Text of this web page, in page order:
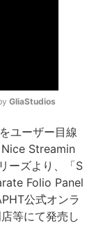
Mute
GliaStudios
ユーザー目線
Streamin
ーズより、「S
Folio Panel
公式オンラ
等にて発売し